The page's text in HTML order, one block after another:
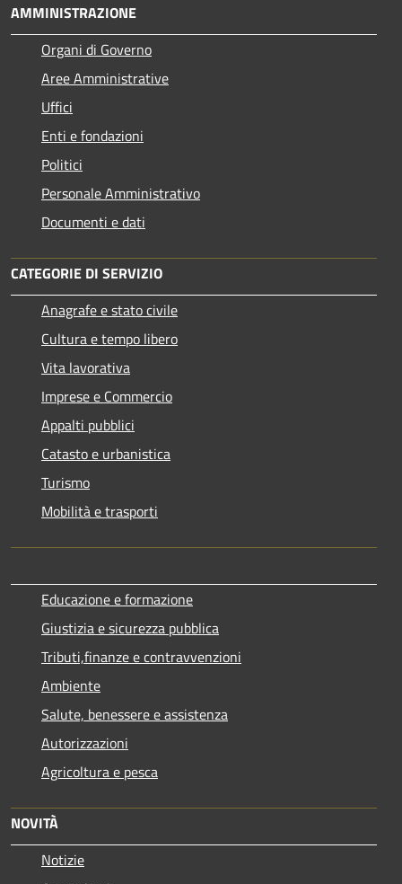
AMMINISTRAZIONE
Organi di Governo
Aree Amministrative
Uffici
Enti e fondazioni
Politici
Personale Amministrativo
Documenti e dati
CATEGORIE DI SERVIZIO
Anagrafe e stato civile
Cultura e tempo libero
Vita lavorativa
Imprese e Commercio
Appalti pubblici
Catasto e urbanistica
Turismo
Mobilità e trasporti
Educazione e formazione
Giustizia e sicurezza pubblica
Tributi,finanze e contravvenzioni
Ambiente
Salute, benessere e assistenza
Autorizzazioni
Agricoltura e pesca
NOVITÀ
Notizie